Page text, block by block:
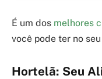
É um dos melhores
você pode ter no
Hortelã: Seu